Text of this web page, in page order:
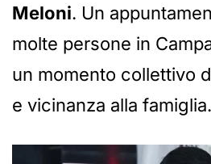
Meloni. Un
molte persone in
un momento collettivo
e vicinanza alla famiglia.